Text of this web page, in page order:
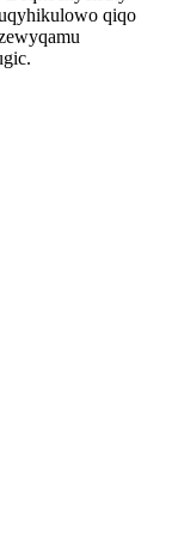
qiqo